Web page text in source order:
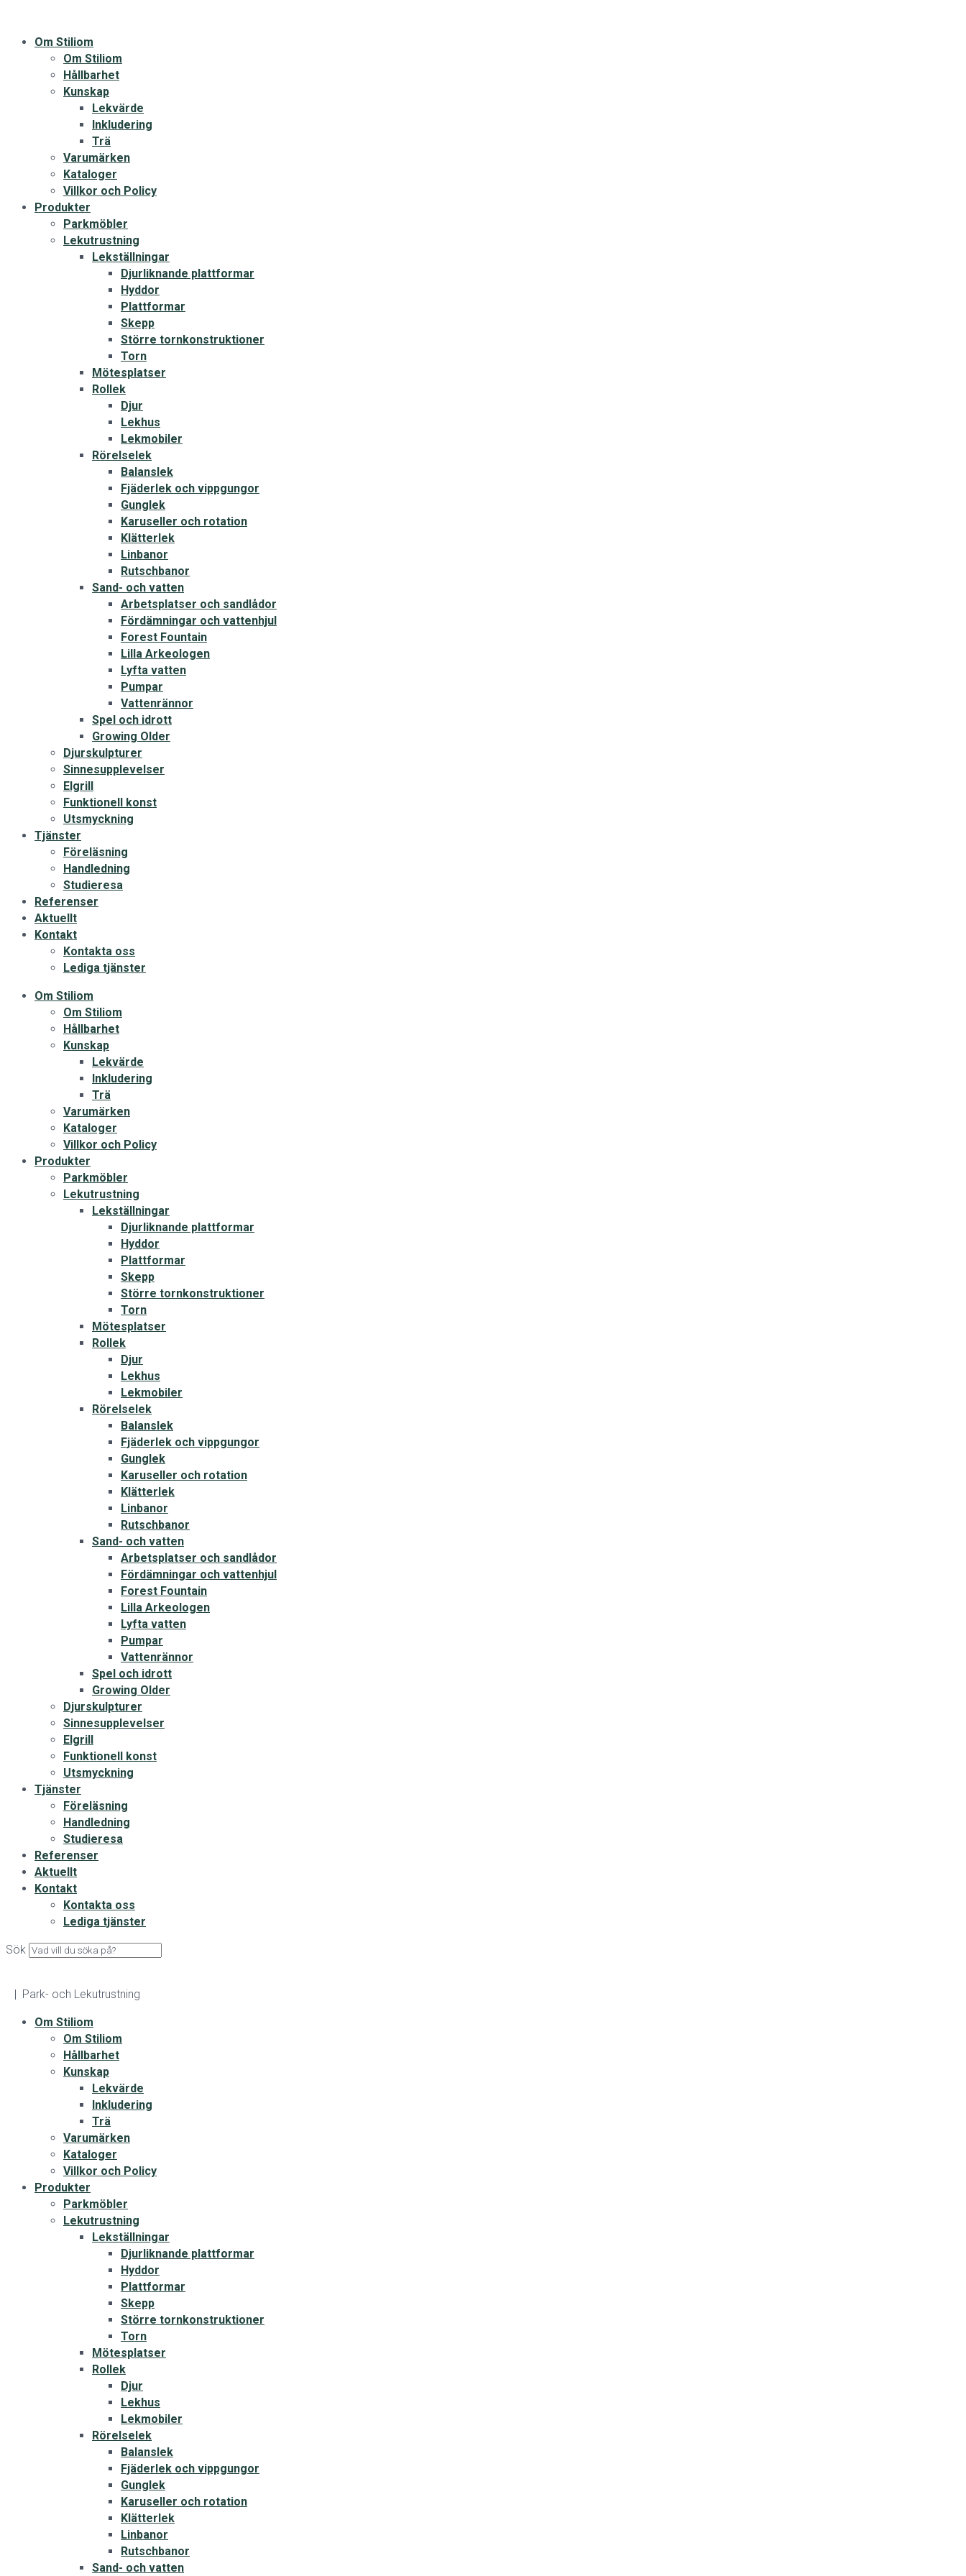
Om Stiliom
Om Stiliom
Hållbarhet
Kunskap
Lekvärde
Inkludering
Trä
Varumärken
Kataloger
Villkor och Policy
Produkter
Parkmöbler
Lekutrustning
Lekställningar
Djurliknande plattformar
Hyddor
Plattformar
Skepp
Större tornkonstruktioner
Torn
Mötesplatser
Rollek
Djur
Lekhus
Lekmobiler
Rörelselek
Balanslek
Fjäderlek och vippgungor
Gunglek
Karuseller och rotation
Klätterlek
Linbanor
Rutschbanor
Sand- och vatten
Arbetsplatser och sandlådor
Fördämningar och vattenhjul
Forest Fountain
Lilla Arkeologen
Lyfta vatten
Pumpar
Vattenrännor
Spel och idrott
Growing Older
Djurskulpturer
Sinnesupplevelser
Elgrill
Funktionell konst
Utsmyckning
Tjänster
Föreläsning
Handledning
Studieresa
Referenser
Aktuellt
Kontakt
Kontakta oss
Lediga tjänster
Om Stiliom
Om Stiliom
Hållbarhet
Kunskap
Lekvärde
Inkludering
Trä
Varumärken
Kataloger
Villkor och Policy
Produkter
Parkmöbler
Lekutrustning
Lekställningar
Djurliknande plattformar
Hyddor
Plattformar
Skepp
Större tornkonstruktioner
Torn
Mötesplatser
Rollek
Djur
Lekhus
Lekmobiler
Rörelselek
Balanslek
Fjäderlek och vippgungor
Gunglek
Karuseller och rotation
Klätterlek
Linbanor
Rutschbanor
Sand- och vatten
Arbetsplatser och sandlådor
Fördämningar och vattenhjul
Forest Fountain
Lilla Arkeologen
Lyfta vatten
Pumpar
Vattenrännor
Spel och idrott
Growing Older
Djurskulpturer
Sinnesupplevelser
Elgrill
Funktionell konst
Utsmyckning
Tjänster
Föreläsning
Handledning
Studieresa
Referenser
Aktuellt
Kontakt
Kontakta oss
Lediga tjänster
Sök
| Park- och Lekutrustning
Om Stiliom
Om Stiliom
Hållbarhet
Kunskap
Lekvärde
Inkludering
Trä
Varumärken
Kataloger
Villkor och Policy
Produkter
Parkmöbler
Lekutrustning
Lekställningar
Djurliknande plattformar
Hyddor
Plattformar
Skepp
Större tornkonstruktioner
Torn
Mötesplatser
Rollek
Djur
Lekhus
Lekmobiler
Rörelselek
Balanslek
Fjäderlek och vippgungor
Gunglek
Karuseller och rotation
Klätterlek
Linbanor
Rutschbanor
Sand- och vatten